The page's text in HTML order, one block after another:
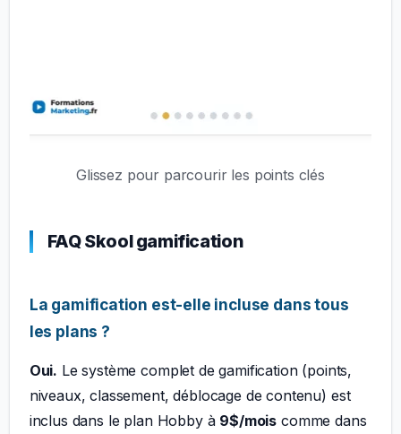
Glissez pour parcourir les points clés
FAQ Skool gamification
La gamification est-elle incluse dans tous
les plans ?
Oui. Le système complet de gamification (points,
niveaux, classement, déblocage de contenu) est
inclus dans le plan Hobby à 9$/mois comme dans